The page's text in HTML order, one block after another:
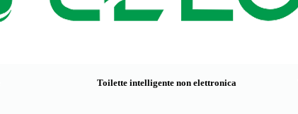
Toilette intelligente non elettronica